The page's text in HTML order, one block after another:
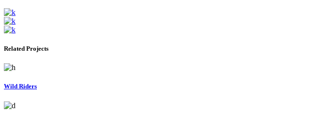
Related Projects
Wild Riders